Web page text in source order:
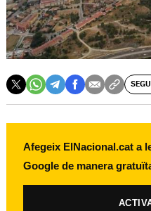
Afegeix ElNacional.cat a
Google de manera